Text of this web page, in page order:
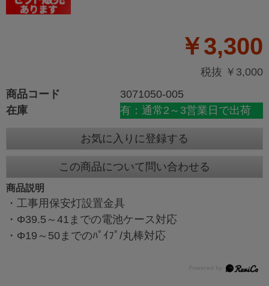
￥3,300
税抜 ￥3,000
商品コード
3071050-005
在庫
有：通常2～3営業日で出荷
お気に入りに登録する
この商品について問い合わせる
商品説明
・工事用保安灯設置金具
・Φ39.5～41までの電池ケース対応
・Φ19～50までのﾊﾟｲﾌﾟ/丸棒対応